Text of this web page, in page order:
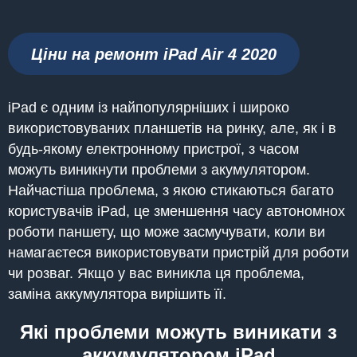
Ціни на ремонт iPad Air 4 2020
iPad є одним із найпопулярніших і широко
використовуваних планшетів на ринку, але, як і в
будь-якому електронному пристрої, з часом
можуть виникнути проблеми з акумулятором.
Найчастіша проблема, з якою стикаються багато
користувачів iPad, це зменшення часу автономнох
роботи паншету, що може засмучувати, коли ви
намагаєтеся використовувати пристрій для роботи
чи розваг. Якщо у вас виникла ця проблема,
заміна аккумулятора вирішить її.
Які проблеми можуть виникати з